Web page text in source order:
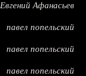
Евгений Афанасьев
павел попельский
павел попельский
павел попельский